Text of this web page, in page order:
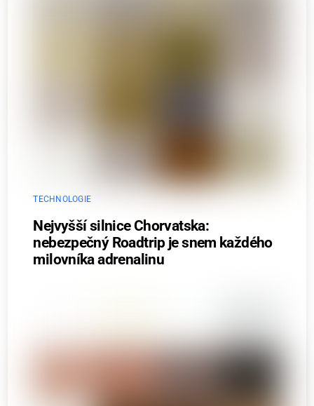
TECHNOLOGIE
Nejvyšší silnice Chorvatska:
nebezpečný Roadtrip je snem každého
milovníka adrenalinu